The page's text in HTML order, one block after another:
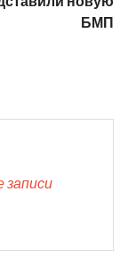
БМП
записи